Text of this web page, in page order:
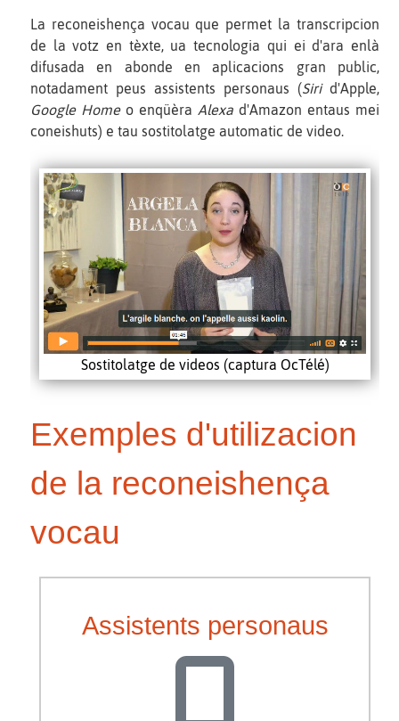
La reconeishença vocau que permet la transcripcion
de la votz en tèxte, ua tecnologia qui ei d'ara enlà
difusada en abonde en aplicacions gran public,
notadament peus assistents personaus (Sirid'Apple,
Google Homeo enqüèra Alexa d'Amazon entaus mei
coneishuts) e tau sostitolatge automatic de video.
Sostitolatge de videos (captura OcTélé)
Exemples d'utilizacion
de la reconeishença
vocau
Assistents personaus